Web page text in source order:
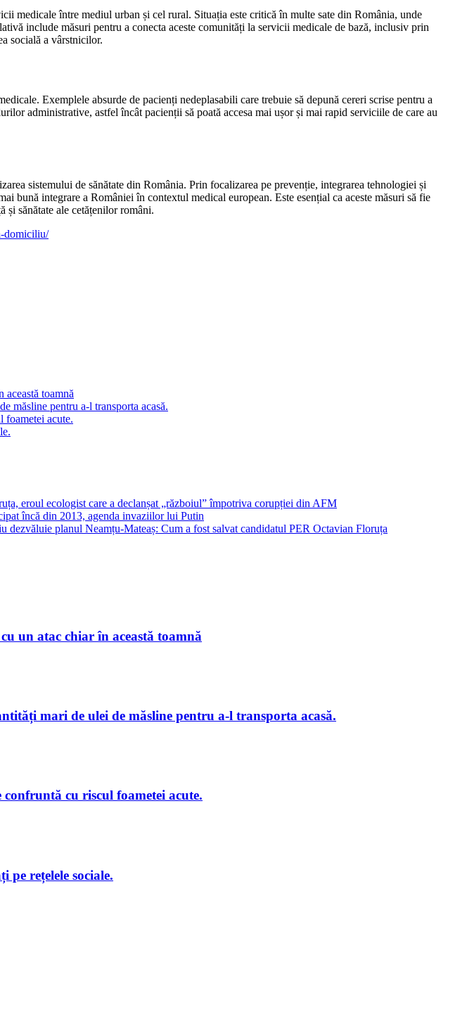
medicale între mediul urban și cel rural. Situația este critică în multe sate din România, unde
include măsuri pentru a conecta aceste comunități la servicii medicale de bază, inclusiv prin
socială a vârstnicilor.
Exemplele absurde de pacienți nedeplasabili care trebuie să depună cereri scrise pentru a
administrative, astfel încât pacienții să poată accesa mai ușor și mai rapid serviciile de care au
sistemului de sănătate din România. Prin focalizarea pe prevenție, integrarea tehnologiei și
integrare a României în contextul medical european. Este esențial ca aceste măsuri să fie
sănătate ale cetățenilor români.
domiciliu/
această toamnă
măsline pentru a-l transporta acasă.
foametei acute.
eroul ecologist care a declanșat „războiul” împotriva corupției din AFM
încă din 2013, agenda invaziilor lui Putin
dezvăluie planul Neamțu-Mateaș: Cum a fost salvat candidatul PER Octavian Floruța
un atac chiar în această toamnă
mari de ulei de măsline pentru a-l transporta acasă.
cu riscul foametei acute.
rețelele sociale.